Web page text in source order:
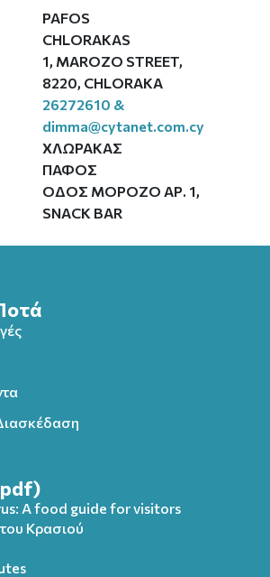
PAFOS
CHLORAKAS
1, ΜΑROZO STREET,
8220, CHLORAKA
26272610 &
dimma@cytanet.com.cy
ΧΛΩΡΑΚΑΣ
ΠΑΦΟΣ
ΟΔΟΣ ΜΟΡΟΖΟ ΑΡ. 1,
SNACK BAR
A food guide for visitors
Κρασιού